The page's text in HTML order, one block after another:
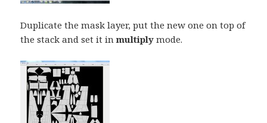
Duplicate the mask layer, put the new one on top of
the stack and set it inmultiply mode.